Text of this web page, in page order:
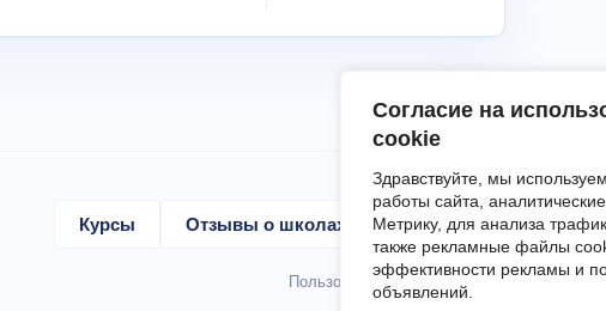
Согласие на
cookie
Здравствуйте, мы
работы сайта,
Метрику, для анализа
также рекламные файлы
эффективности рекламы и
объявлений.
Курсы Отзывы о школах Блог События
Пользовательское соглашение
Политика